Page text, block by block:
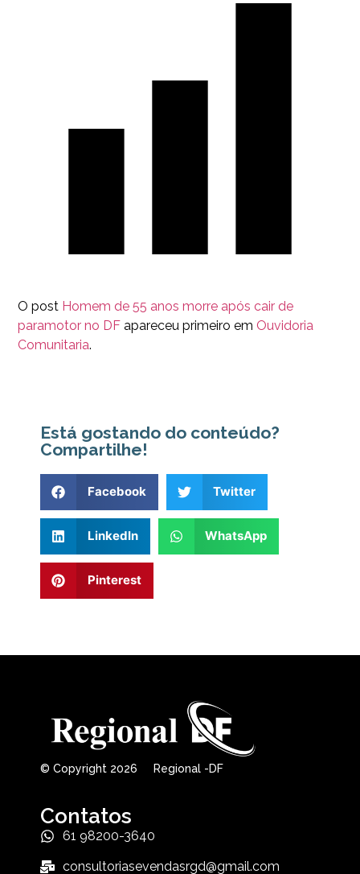
O post Homem de 55 anos morre após cair de
paramotor no DF apareceu primeiro em Ouvidoria
Comunitaria.
Está gostando do conteúdo?
Compartilhe!
Facebook Twitter
LinkedIn WhatsApp
Pinterest
© Copyright 2026 Regional -DF
Contatos
61 98200-3640
consultoriasevendasrgd@gmail.com